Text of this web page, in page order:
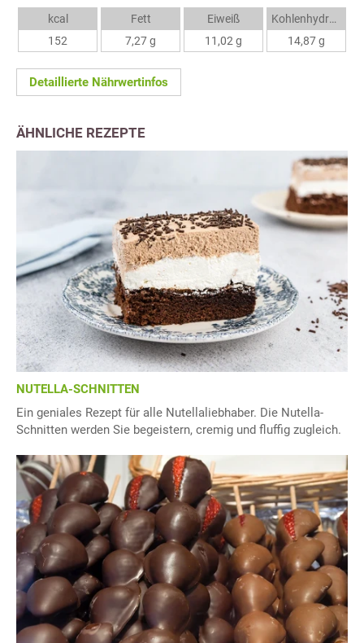
kcal
152
Fett
7,27 g
Eiweiß
11,02 g
Kohlenhydrate
14,87 g
Detaillierte Nährwertinfos
ÄHNLICHE REZEPTE
NUTELLA-SCHNITTEN
Ein geniales Rezept für alle Nutellaliebhaber. Die Nutella-
Schnitten werden Sie begeistern, cremig und fluffig zugleich.